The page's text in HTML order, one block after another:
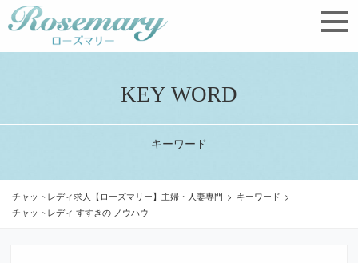
KEY WORD
キーワード
チャットレディ求人【ローズマリー】主婦・人妻専門 > キーワード >
チャットレディ すすきの ノウハウ